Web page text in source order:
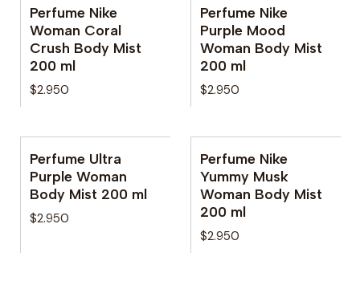
Perfume Nike
Woman Coral
Crush Body Mist
200 ml
$2.950
Perfume Nike
Purple Mood
Woman Body Mist
200 ml
$2.950
Perfume Ultra
Purple Woman
Body Mist 200 ml
$2.950
Perfume Nike
Yummy Musk
Woman Body Mist
200 ml
$2.950